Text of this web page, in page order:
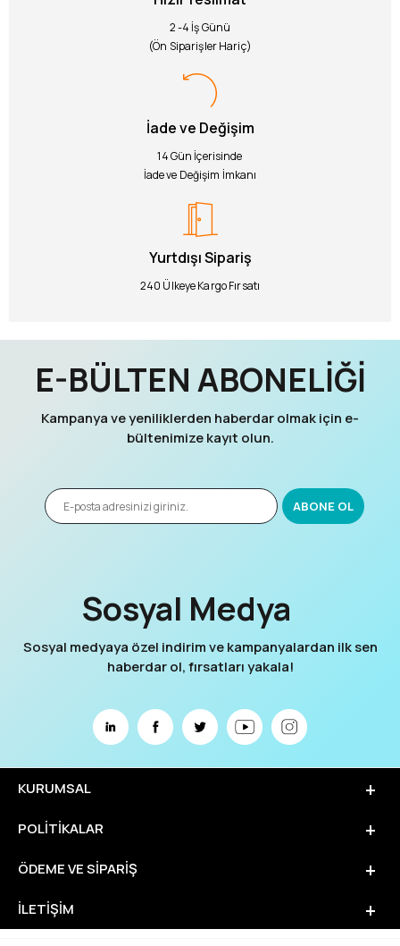
2 -4 İş Günü
(Ön Siparişler Hariç)
İade ve Değişim
14 Gün İçerisinde
İade ve Değişim İmkanı
Yurtdışı Sipariş
240 Ülkeye Kargo Fırsatı
E-BÜLTEN ABONELİĞİ
Kampanya ve yeniliklerden haberdar olmak için e-
bültenimize kayıt olun.
Sosyal Medya
Sosyal medyaya özel indirim ve kampanyalardan ilk sen
haberdar ol, fırsatları yakala!
KURUMSAL
POLITIKALAR
ÖDEME VE SIPARIŞ
İLETIŞIM